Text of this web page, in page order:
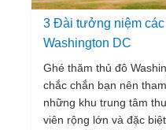
3 Đài tưởng niệm
Washington DC
Ghé thăm thủ đô
chắc chắn bạn nên
những khu trung tâm
viên rộng lớn và đặc